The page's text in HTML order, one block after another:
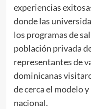
experiencias
donde las
los programas de
población privada
representantes de
dominicanas
de cerca el modelo
nacional.